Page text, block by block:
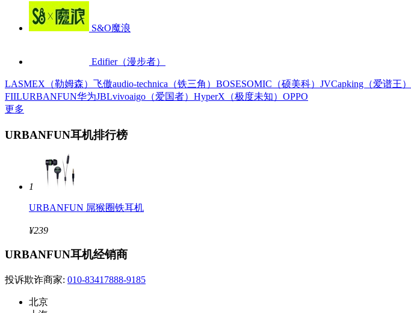
S&O魔浪
Edifier（漫步者）
LASMEX（勒姆森） 飞傲audio-technica（铁三角） BOSESOMIC（硕美科） JVCapking（爱谱王）
FIILURBANFUN华为JBLvivoaigo（爱国者） HyperX（极度未知） OPPO
更多
URBANFUN耳机排行榜
1
URBANFUN 屌猴圈铁耳机
¥239
URBANFUN耳机经销商
投诉欺诈商家: 010-83417888-9185
北京